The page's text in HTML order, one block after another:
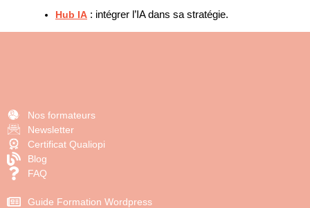
Hub IA : intégrer l’IA dans sa stratégie.
Nos formateurs
Newsletter
Certificat Qualiopi
Blog
FAQ
Guide Formation Wordpress